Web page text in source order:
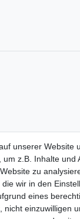
Mein
Login
unserer
z.B. Inhalte
zu
wir in den
eines
einzuwilligen